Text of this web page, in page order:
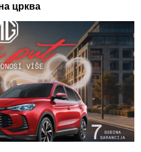
црква